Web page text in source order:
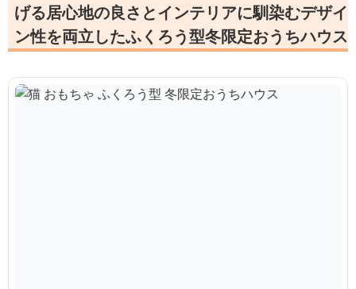
げる居心地の良さとインテリアに馴染むデザイ
ン性を両立したふくろう型冬限定おうちハウス